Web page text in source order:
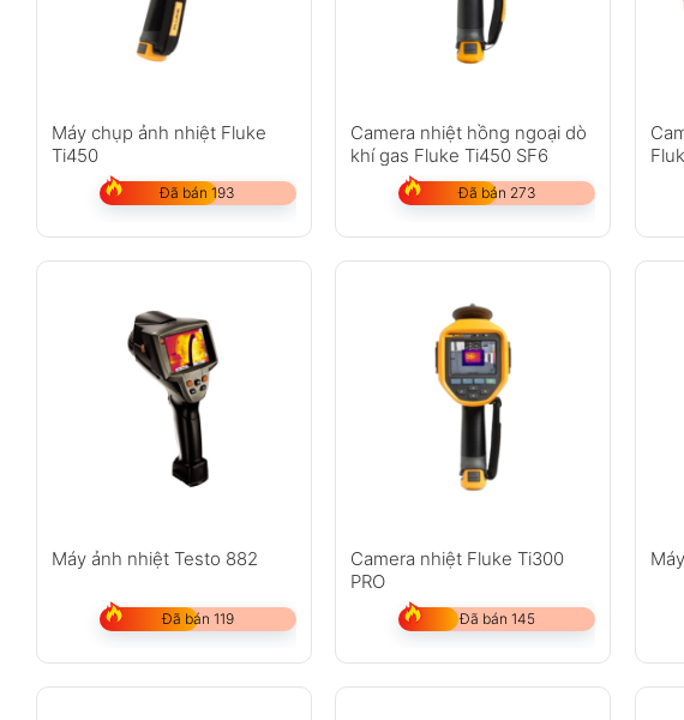
Máy chụp ảnh nhiệt Fluke
Ti450
Đã bán 193
Camera nhiệt hồng ngoại dò
khí gas Fluke Ti450 SF6
Đã bán 273
Máy ảnh nhiệt Testo 882
Đã bán 119
Camera nhiệt Fluke Ti300
PRO
Đã bán 145